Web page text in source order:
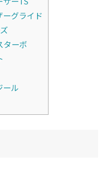
グライド
ーボ
ル